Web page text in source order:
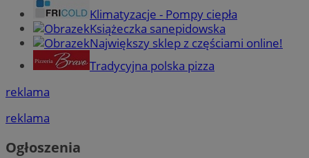
Klimatyzacje - Pompy ciepła
Książeczka sanepidowska
Największy sklep z częściami online!
Tradycyjna polska pizza
reklama
reklama
Ogłoszenia